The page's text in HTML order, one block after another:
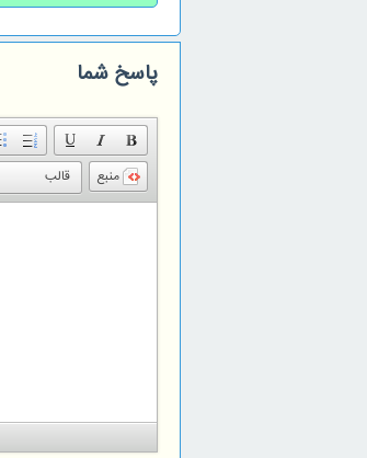
پاسخ شما
منبع
قالب